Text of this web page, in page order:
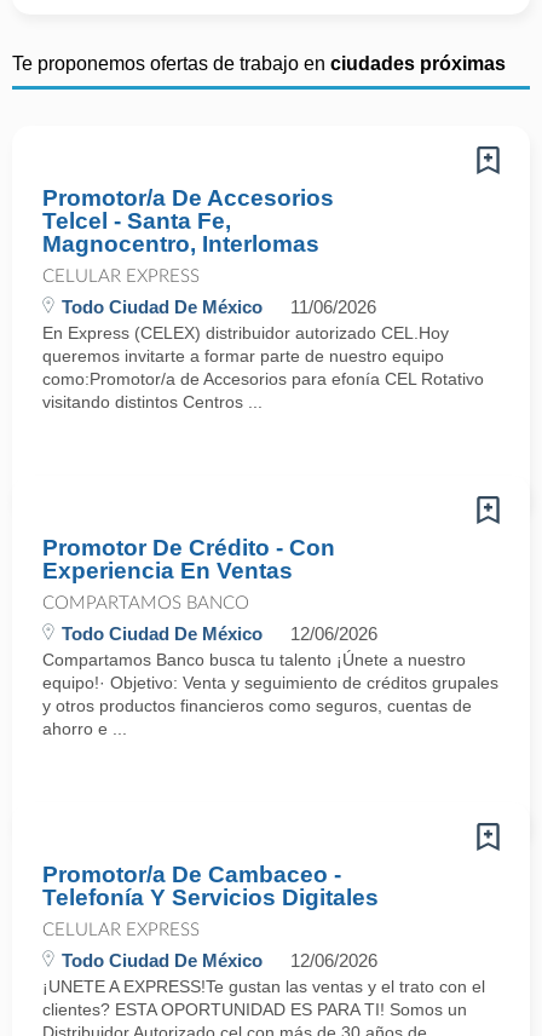
Te proponemos ofertas de trabajo en ciudades próximas
Promotor/a De Accesorios
Telcel - Santa Fe,
Magnocentro, Interlomas
CELULAR EXPRESS
Todo Ciudad De México 11/06/2026
En Express (CELEX) distribuidor autorizado CEL.Hoy
queremos invitarte a formar parte de nuestro equipo
como:Promotor/a de Accesorios para efonía CEL Rotativo
visitando distintos Centros ...
Promotor De Crédito - Con
Experiencia En Ventas
COMPARTAMOS BANCO
Todo Ciudad De México 12/06/2026
Compartamos Banco busca tu talento ¡Únete a nuestro
equipo!· Objetivo: Venta y seguimiento de créditos grupales
y otros productos financieros como seguros, cuentas de
ahorro e ...
Promotor/a De Cambaceo -
Telefonía Y Servicios Digitales
CELULAR EXPRESS
Todo Ciudad De México 12/06/2026
¡UNETE A EXPRESS!Te gustan las ventas y el trato con el
clientes? ESTA OPORTUNIDAD ES PARA TI! Somos un